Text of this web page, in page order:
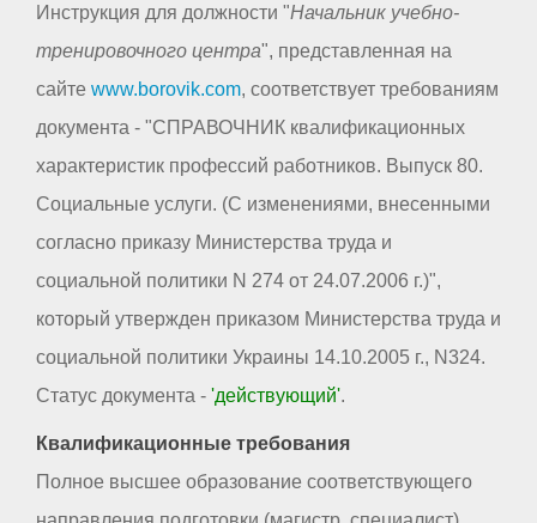
Инструкция для должности "Начальник учебно-
тренировочного центра", представленная на
сайте www.borovik.com, соответствует требованиям
документа - "СПРАВОЧНИК квалификационных
характеристик профессий работников. Выпуск 80.
Социальные услуги. (С изменениями, внесенными
согласно приказу Министерства труда и
социальной политики N 274 от 24.07.2006 г.)",
который утвержден приказом Министерства труда и
социальной политики Украины 14.10.2005 г., N324.
Статус документа - 'действующий'.
Квалификационные требования
Полное высшее образование соответствующего